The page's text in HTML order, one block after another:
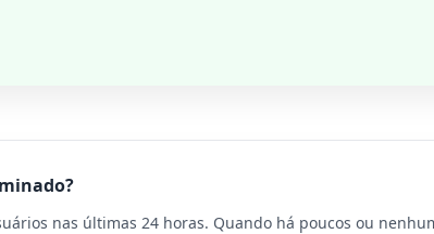
nas últimas 24 horas. Quando há poucos ou